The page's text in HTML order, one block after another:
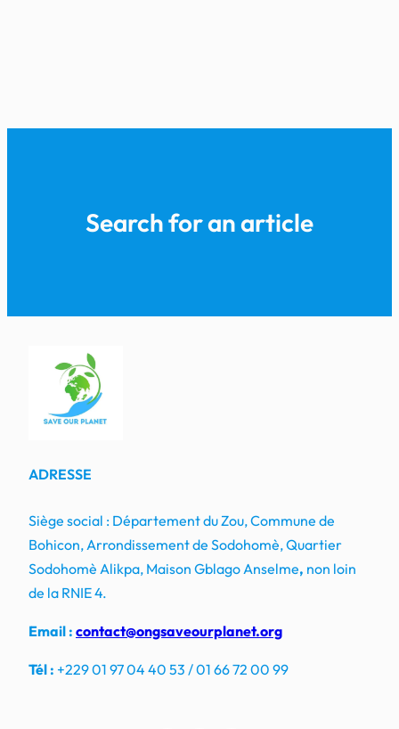
Search for an article
ADRESSE
Siège social : Département du Zou, Commune de
Bohicon, Arrondissement de Sodohomè, Quartier
Sodohomè Alikpa, Maison Gblago Anselme, non loin
de la RNIE 4.
Email : contact@ongsaveourplanet.org
Tél : +229 01 97 04 40 53 / 01 66 72 00 99